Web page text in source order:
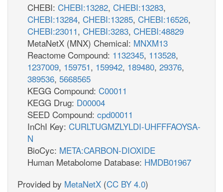
CHEBI: CHEBI:13282, CHEBI:13283,
CHEBI:13284, CHEBI:13285, CHEBI:16526,
CHEBI:23011, CHEBI:3283, CHEBI:48829
MetaNetX (MNX) Chemical: MNXM13
Reactome Compound: 1132345, 113528,
1237009, 159751, 159942, 189480, 29376,
389536, 5668565
KEGG Compound: C00011
KEGG Drug: D00004
SEED Compound: cpd00011
InChI Key: CURLTUGMZLYLDI-UHFFFAOYSA-
N
BioCyc: META:CARBON-DIOXIDE
Human Metabolome Database: HMDB01967
Provided by MetaNetX (CC BY 4.0)